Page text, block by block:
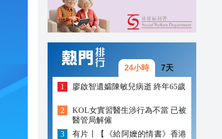
00:33
24小時 7天
廖啟智遺孀陳敏兒病逝 終年65歲
KOL女實習醫生涉行為不當 已被
醫管局解僱
有片丨【《給阿嬤的情書》香港